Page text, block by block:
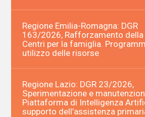
Regione Emilia-Romagna: DGR
163/2026, Rafforzamento della
Centri per la famiglia.
utilizzo delle risorse
Regione Lazio: DGR 23/2026,
Sperimentazione e
Piattaforma di Intelligenza
supporto dell’assistenza